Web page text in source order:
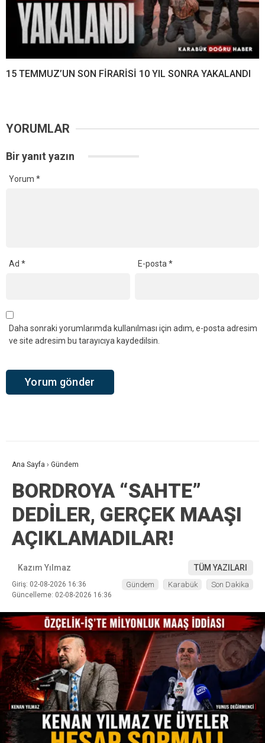
15 TEMMUZ’UN SON FİRARİSİ 10 YIL SONRA YAKALANDI
YORUMLAR
Bir yanıt yazın
Yorum *
Ad * E-posta*
Daha sonraki yorumlarımda kullanılması için adım, e-posta adresim
ve site adresim bu tarayıcıya kaydedilsin.
Ana Sayfa › Gündem
BORDROYA “SAHTE”
DEDİLER, GERÇEK MAAŞI
AÇIKLAMADILAR!
Kazım Yılmaz TÜM YAZILARI
Giriş: 02-08-2026 16:36
Güncelleme: 02-08-2026 16:36
Gündem Karabük Son Dakika